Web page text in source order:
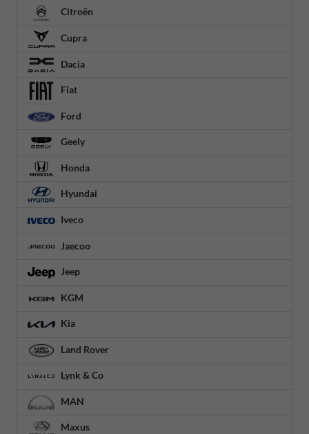
Citroën
Cupra
Dacia
Fiat
Ford
Geely
Honda
Hyundai
Iveco
Jaecoo
Jeep
KGM
Kia
Land Rover
Lynk & Co
MAN
Maxus